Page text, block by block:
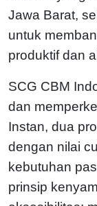
Jawa Barat,
untuk
produktif dan
SCG CBM
dan
Instan, dua
dengan nilai
kebutuhan
prinsip